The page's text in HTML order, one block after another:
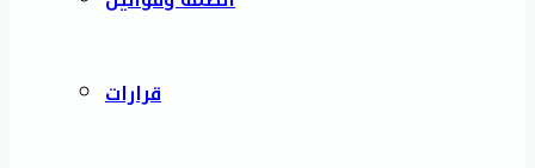
قرارات